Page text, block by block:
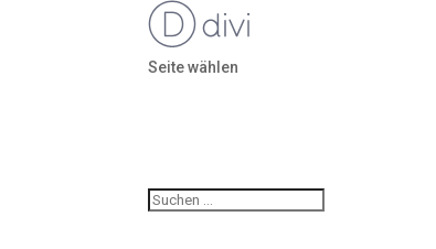
Seite wählen